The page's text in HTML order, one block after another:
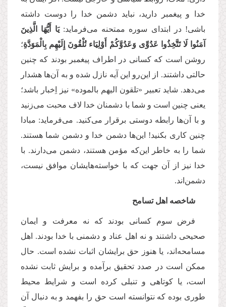
خدا و پیغمبر دارید، نباید دشمن خدا را دوست داشته
باشی! در ابتدای سوره ممتحنه می‌فرماید:یَا أَیُّهَا الَّذِینَ
آمَنُوا لَا تَتَّخِذُوا عَدُوِّی وَعَدُوَّكُمْ أَوْلِیَاء تُلْقُونَ إِلَیْهِم بِالْمَوَدَّةِ؛
روشن است که کسانی در اطراف پیغمبر بودند که چنین
حالتی داشتند. از این‌رو این آیه نازل شده و به آن‌ها هشدار
می‌دهد. شاید تعبیر «تلقون الیهم بالموده» نیز اِخبار باشد؛
یعنی چنین است و شما با دشمنان خدا لاف محبت می‌زنید
و با آن‌ها رابطه دوستی برقرار می‌کنید. می‌فرماید: مبادا
چنین کاری بکنید! این‌ها دشمن خدا و دشمن شما هستند.
شما را به خاطر این‌که مؤمن هستند، دشمن می‌دارند. با
خدا نیز از آن جهت که با خواسته‌هایشان موافق نیست،
دشمن‌اند.
شاخصه اهل تسامح
فرض سوم کسانی بودند که نه معرفت و ایمان
صحیحی داشتند و نه اهل عناد و دشمنی با خدا بودند. اهل
مسامحه‌اند، یا هنوز حق برایشان اثبات نشده است. حال
ممکن است در صدد تحقیق برآمده و برایش ثابت نشده
است، یا کوتاهی و تنبلی کرده است و شرایط محیط
طوری بوده که نتوانسته است حق را بفهمد و به دنبال آن